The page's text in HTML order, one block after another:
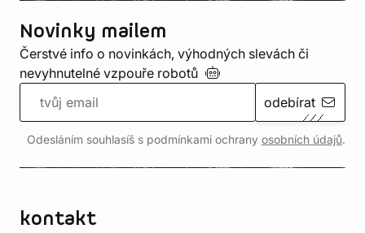
Novinky mailem
Čerstvé info o novinkách, výhodných slevách či
nevyhnutelné vzpouře robotů
odebírat
Odesláním souhlasíš s podmínkami ochrany osobních údajů.
kontakt